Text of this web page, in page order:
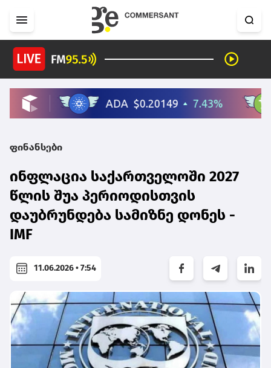
ფინანსები
ინფლაცია საქართველოში 2027
წლის შუა პერიოდისთვის
დაუბრუნდება სამიზნე დონეს -
IMF
11.06.2026 • 7:54